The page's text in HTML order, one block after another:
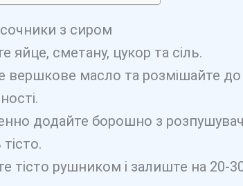
з сиром
яйце, сметану, цукор та сіль.
вершкове масло та розмішайте до
додайте борошно з
тісто.
тісто рушником і залиште на 20-